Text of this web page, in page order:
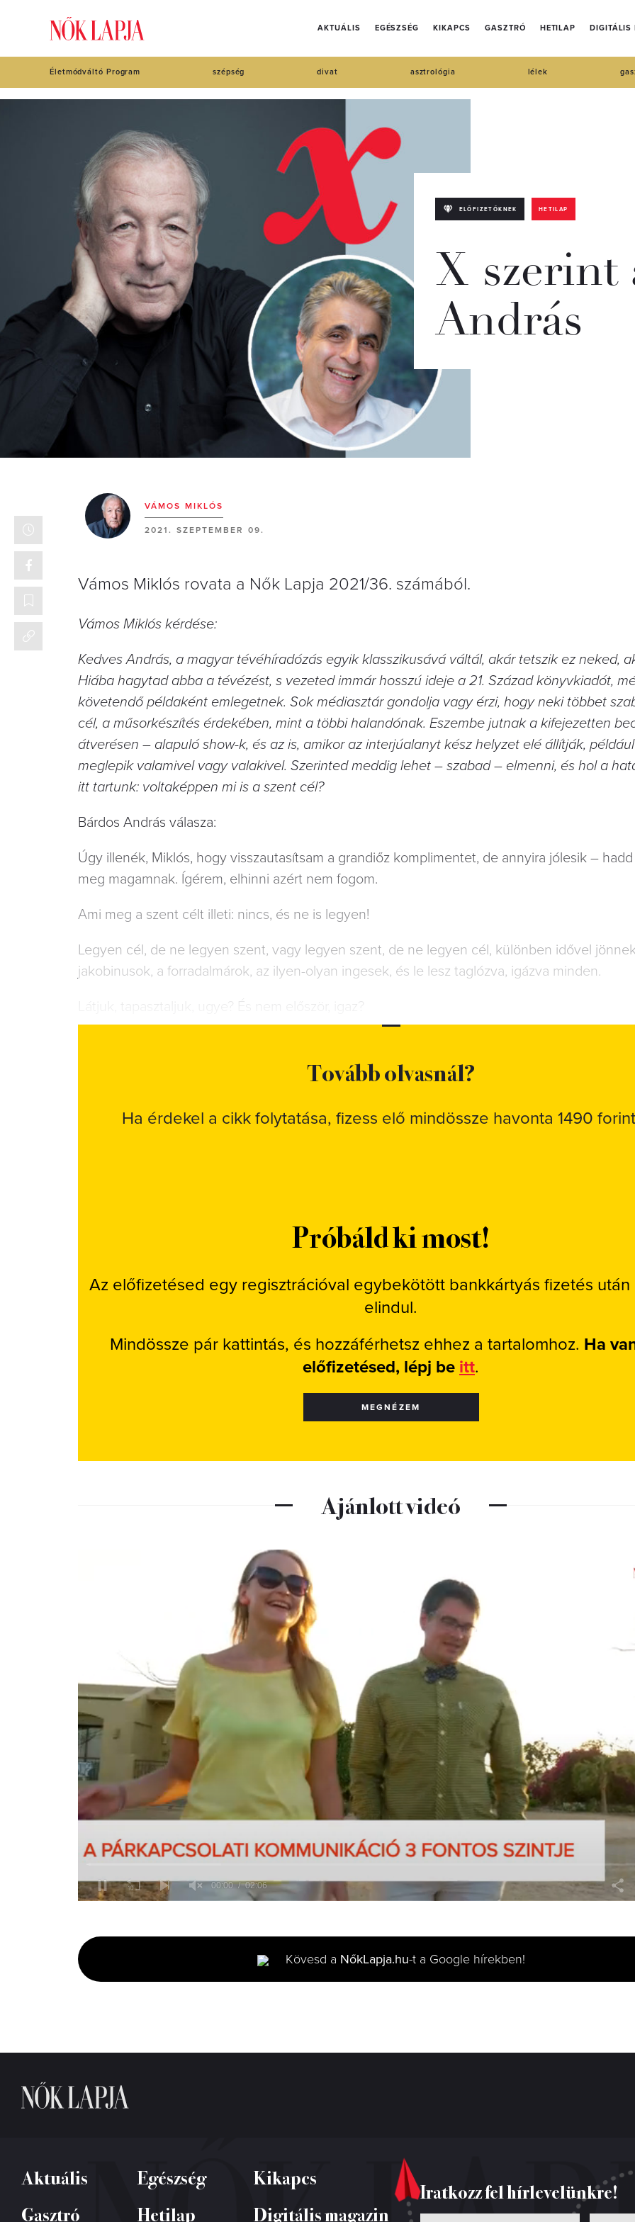
AKTUÁLIS EGÉSZSÉG KIKAPCS GASZTRÓ HETILAP DIGITÁLIS
Életmódváltó Program szépség divat asztrológia lélek
ELŐFIZETŐKNEK HETILAP
X szerint
András
VÁMOS MIKLÓS
2021. SZEPTEMBER 09.
Vámos Miklós rovata a Nők Lapja 2021/36. számából.
Vámos Miklós kérdése:
Kedves András, a magyar tévéhíradózás egyik klasszikusává váltál, akár tetszik ez neked,
Hiába hagytad abba a tévézést, s vezeted immár hosszú ideje a 21. Század könyvkiadót,
követendő példaként emlegetnek. Sok médiasztár gondolja vagy érzi, hogy neki többet
cél, a műsorkészítés érdekében, mint a többi halandónak. Eszembe jutnak a kifejezetten
átverésen – alapuló show-k, és az is, amikor az interjúalanyt kész helyzet elé állítják,
meglepik valamivel vagy valakivel. Szerinted meddig lehet – szabad – elmenni, és hol a
itt tartunk: voltaképpen mi is a szent cél?
Bárdos András válasza:
Úgy illenék, Miklós, hogy visszautasítsam a grandiőz komplimentet, de annyira jólesik –
meg magamnak. Ígérem, elhinni azért nem fogom.
Ami meg a szent célt illeti: nincs, és ne is legyen!
Legyen cél, de ne legyen szent, vagy legyen szent, de ne legyen cél, különben idővel
jakobinusok, a forradalmárok, az ilyen-olyan ingesek, és le lesz taglózva, igázva minden.
Látjuk, tapasztaljuk, ugye? És nem először, igaz?
Tovább olvasnál?
Ha érdekel a cikk folytatása, fizess elő mindössze havonta 1490
Próbáld ki most!
Az előfizetésed egy regisztrációval egybekötött bankkártyás fizetés után
elindul.
Mindössze pár kattintás, és hozzáférhetsz ehhez a tartalomhoz. Ha
előfizetésed, lépj be itt.
MEGNÉZEM
Ajánlott videó
minutes,
6
seconds
Kövesd a NőkLapja.hu-t a Google hírekben!
Aktuális Egészség
Kikapcs
Gasztró
Hetilap Digitális magazin
Iratkozz fel hírlevelünkre!